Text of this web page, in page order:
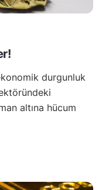
durgunluk
altına hücum